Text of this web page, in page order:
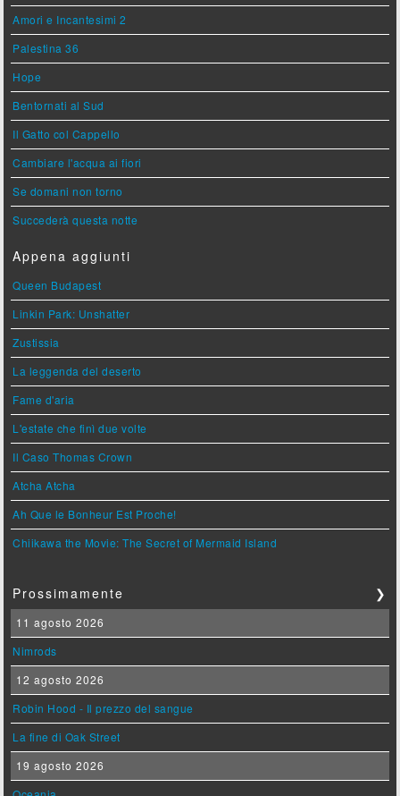
Amori e Incantesimi 2
Palestina 36
Hope
Bentornati al Sud
Il Gatto col Cappello
Cambiare l'acqua ai fiori
Se domani non torno
Succederà questa notte
Appena aggiunti
Queen Budapest
Linkin Park: Unshatter
Zustissia
La leggenda del deserto
Fame d'aria
L'estate che finì due volte
Il Caso Thomas Crown
Atcha Atcha
Ah Que le Bonheur Est Proche!
Chiikawa the Movie: The Secret of Mermaid Island
Prossimamente ❯
11 agosto 2026
Nimrods
12 agosto 2026
Robin Hood - Il prezzo del sangue
La fine di Oak Street
19 agosto 2026